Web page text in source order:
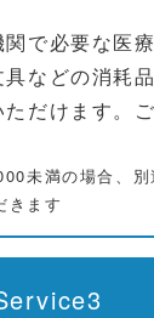
で必要な医
などの消耗
だけます。
未満の場合、
きます